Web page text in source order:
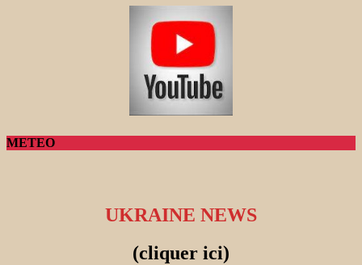
METEO
UKRAINE NEWS
(cliquer ici)